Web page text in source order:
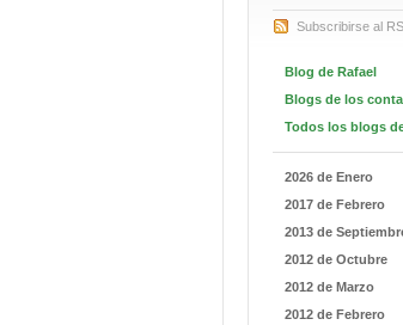
Subscribirse al
Blog de Rafael
Blogs de los
Todos los blogs
2026 de Enero
2017 de Febrero
2013 de
2012 de Octubre
2012 de Marzo
2012 de Febrero